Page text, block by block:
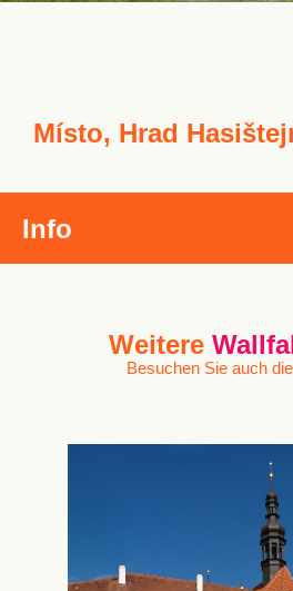
Místo, Hrad
Info
Weitere
Besuchen Sie auch